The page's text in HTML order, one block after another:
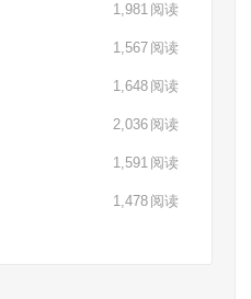
1,981 阅读
1,567 阅读
1,648 阅读
2,036 阅读
1,591 阅读
1,478 阅读